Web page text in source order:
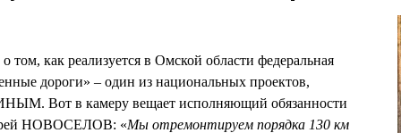
том, как реализуется в Омской области федеральная
дороги» – один из национальных проектов,
Вот в камеру вещает исполняющий обязанности
НОВОСЕЛОВ: «Мы отремонтируем порядка 130 км